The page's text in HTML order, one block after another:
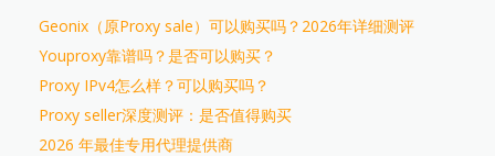
Geonix（原Proxy sale）可以购买吗？2026年详细测评
Youproxy靠谱吗？是否可以购买？
Proxy IPv4怎么样？可以购买吗？
Proxy seller深度测评：是否值得购买
2026 年最佳专用代理提供商